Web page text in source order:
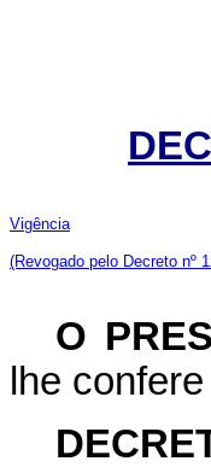
Vigência
(Revogado pelo Decreto nº
O
lhe